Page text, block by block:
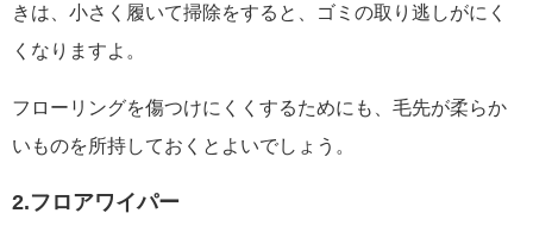
きは、小さく履いて掃除をすると、ゴミの取り逃しがにく
くなりますよ。
フローリングを傷つけにくくするためにも、毛先が柔らか
いものを所持しておくとよいでしょう。
2.フロアワイパー